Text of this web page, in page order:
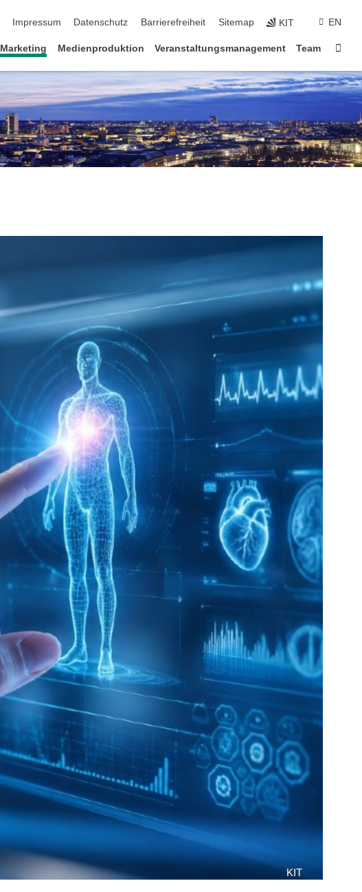
Impressum Datenschutz Barrierefreiheit Sitemap KIT EN
Marketing Medienproduktion Veranstaltungsmanagement Team
KIT